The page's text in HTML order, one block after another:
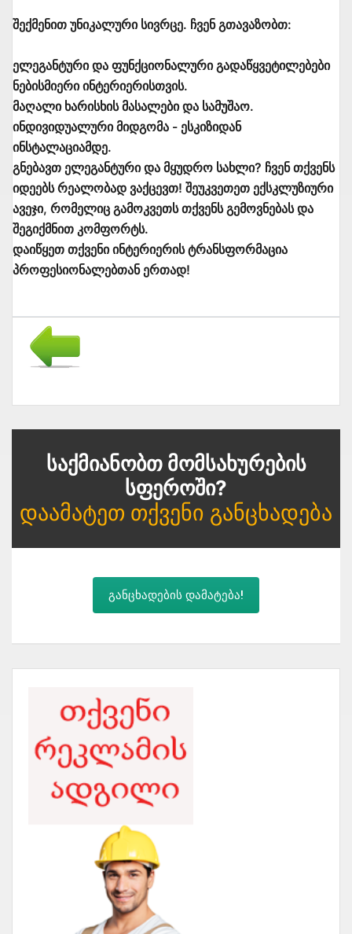
შექმენით უნიკალური სივრცე. ჩვენ გთავაზობთ:
ელეგანტური და ფუნქციონალური გადაწყვეტილებები
ნებისმიერი ინტერიერისთვის.
მაღალი ხარისხის მასალები და სამუშაო.
ინდივიდუალური მიდგომა - ესკიზიდან
ინსტალაციამდე.
გნებავთ ელეგანტური და მყუდრო სახლი? ჩვენ თქვენს
იდეებს რეალობად ვაქცევთ! შეუკვეთეთ ექსკლუზიური
ავეჯი, რომელიც გამოკვეთს თქვენს გემოვნებას და
შეგიქმნით კომფორტს.
დაიწყეთ თქვენი ინტერიერის ტრანსფორმაცია
პროფესიონალებთან ერთად!
Საქმიანობთ Მომსახურების
Სფეროში?
Დაამატეთ Თქვენი Განცხადება
განცხადების დამატება!